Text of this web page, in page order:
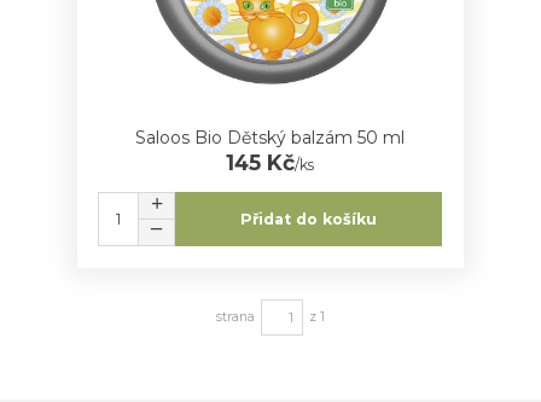
Saloos Bio Dětský balzám 50 ml
145 Kč/ks
Přidat do košíku
strana z 1